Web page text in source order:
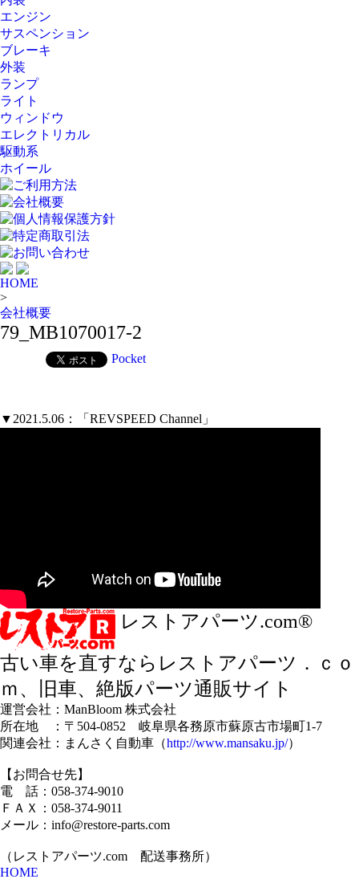
エンジン
サスペンション
ブレーキ
外装
ランプ
ライト
ウィンドウ
エレクトリカル
駆動系
ホイール
ご利用方法
会社概要
個人情報保護方針
特定商取引法
お問い合わせ
HOME
>
会社概要
79_MB1070017-2
Pocket
▼2021.5.06：「REVSPEED Channel」
レストアパーツ.com®
古い車を直すならレストアパーツ．ｃｏ
ｍ、旧車、絶版パーツ通販サイト
運営会社：ManBloom 株式会社
所在地 ：〒504-0852 岐阜県各務原市蘇原古市場町1-7
関連会社：まんさく自動車（http://www.mansaku.jp/）
【お問合せ先】
電 話：058-374-9010
ＦＡＸ：058-374-9011
メール：info@restore-parts.com
（レストアパーツ.com 配送事務所）
HOME